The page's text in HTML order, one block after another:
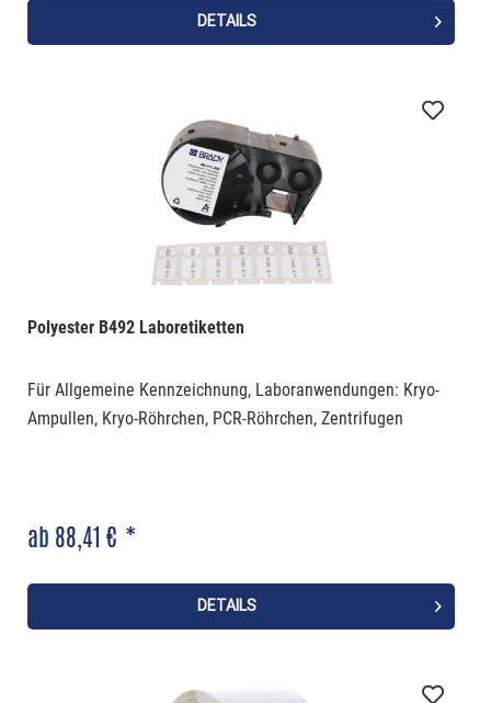
DETAILS
Polyester B492 Laboretiketten
Für Allgemeine Kennzeichnung, Laboranwendungen: Kryo-
Ampullen, Kryo-Röhrchen, PCR-Röhrchen, Zentrifugen
ab 88,41 € *
DETAILS